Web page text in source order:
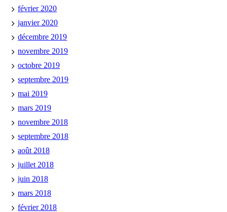
février 2020
janvier 2020
décembre 2019
novembre 2019
octobre 2019
septembre 2019
mai 2019
mars 2019
novembre 2018
septembre 2018
août 2018
juillet 2018
juin 2018
mars 2018
février 2018